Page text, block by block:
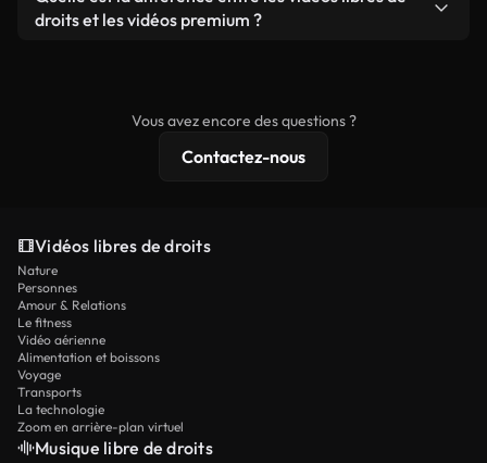
prêtes à l'emploi.
remixer nos vidéos. Assurez-vous simplement que
droits et les vidéos premium ?
résolution 4K et des protections de licence
Vous avez encore des questions ?
Contactez-nous
Vidéos libres de droits
Nature
Personnes
Amour & Relations
Le fitness
Vidéo aérienne
Alimentation et boissons
Voyage
Transports
La technologie
Zoom en arrière-plan virtuel
Musique libre de droits